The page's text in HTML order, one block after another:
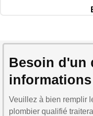
Besoin d'un
Veuillez à bien remplir
plombier qualifié